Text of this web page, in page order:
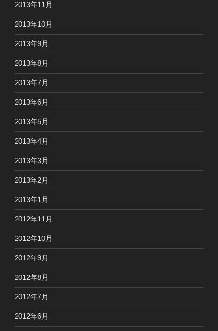
2013年11月
2013年10月
2013年9月
2013年8月
2013年7月
2013年6月
2013年5月
2013年4月
2013年3月
2013年2月
2013年1月
2012年11月
2012年10月
2012年9月
2012年8月
2012年7月
2012年6月